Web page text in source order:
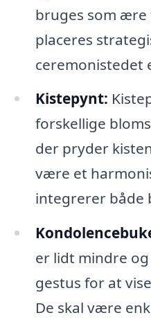
bruges som ære
placeres
ceremonistedet
Kistepynt:
forskellige
der pryder
være et
integrerer både
er lidt mindre
gestus for at
De skal være